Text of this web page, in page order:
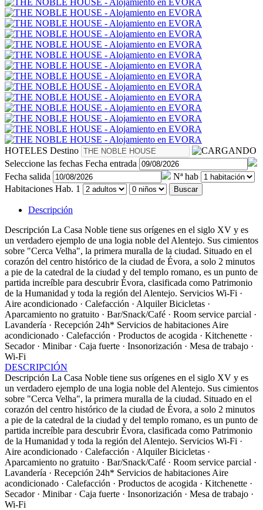
HOTELES Destino
Seleccione las fechas Fecha entrada
Fecha salida
Nª hab
Habitaciones Hab. 1 Buscar
Descripción
Descripción La Casa Noble tiene sus orígenes en el siglo XV y es
un verdadero ejemplo de una logia noble del Alentejo. Sus cimientos
sobre "Cerca Velha", la primera muralla de la ciudad. Situado en el
corazón del centro histórico de la ciudad de Évora, a solo 2 minutos
a pie de la catedral de la ciudad y del templo romano, es un punto de
partida increíble para descubrir Évora, clasificada como Patrimonio
de la Humanidad y toda la región del Alentejo. Servicios Wi-Fi ·
Aire acondicionado · Calefacción · Alquiler Bicicletas ·
Aparcamiento no gratuito · Bar/Snack/Café · Room service parcial ·
Lavandería · Recepción 24h* Servicios de habitaciones Aire
acondicionado · Calefacción · Productos de acogida · Kitchenette ·
Secador · Minibar · Caja fuerte · Insonorización · Mesa de trabajo ·
Wi-Fi
DESCRIPCIÓN
Descripción La Casa Noble tiene sus orígenes en el siglo XV y es
un verdadero ejemplo de una logia noble del Alentejo. Sus cimientos
sobre "Cerca Velha", la primera muralla de la ciudad. Situado en el
corazón del centro histórico de la ciudad de Évora, a solo 2 minutos
a pie de la catedral de la ciudad y del templo romano, es un punto de
partida increíble para descubrir Évora, clasificada como Patrimonio
de la Humanidad y toda la región del Alentejo. Servicios Wi-Fi ·
Aire acondicionado · Calefacción · Alquiler Bicicletas ·
Aparcamiento no gratuito · Bar/Snack/Café · Room service parcial ·
Lavandería · Recepción 24h* Servicios de habitaciones Aire
acondicionado · Calefacción · Productos de acogida · Kitchenette ·
Secador · Minibar · Caja fuerte · Insonorización · Mesa de trabajo ·
Wi-Fi